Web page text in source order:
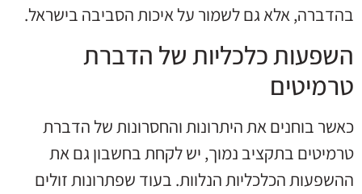
בהדברה, אלא גם לשמור על איכות הסביבה בישראל.
השפעות כלכליות של הדברת
טרמיטים
כאשר בוחנים את היתרונות והחסרונות של הדברת
טרמיטים בתקציב נמוך, יש לקחת בחשבון גם את
ההשפעות הכלכליות הנלוות. בעוד שפתרונות זולים